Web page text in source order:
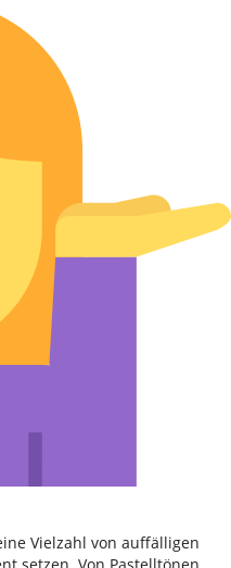
Vielzahl von auffälligen